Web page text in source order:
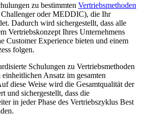
zu bestimmten Vertriebsmethoden
oder MEDDIC), die Ihr
Dadurch wird sichergestellt, dass alle
Vertriebskonzept Ihres Unternehmens
Customer Experience bieten und einem
folgen.
Schulungen zu Vertriebsmethoden
Ansatz im gesamten
diese Weise wird die Gesamtqualität der
und sichergestellt, dass die
in jeder Phase des Vertriebszyklus Best